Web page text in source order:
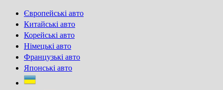
Skip
content
Європейські авто
Китайські авто
Корейські авто
Німецькі авто
Французькі авто
Японські авто